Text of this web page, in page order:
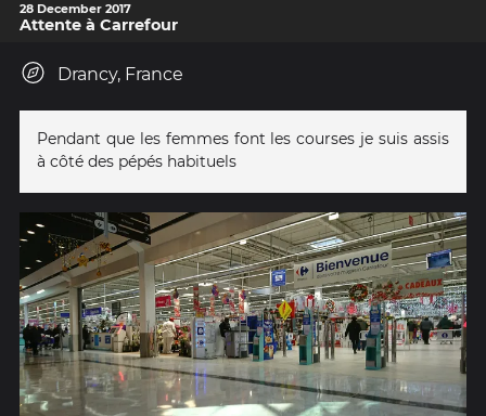
28 December 2017
Attente à Carrefour
Drancy, France
Pendant que les femmes font les courses je suis assis
à côté des pépés habituels